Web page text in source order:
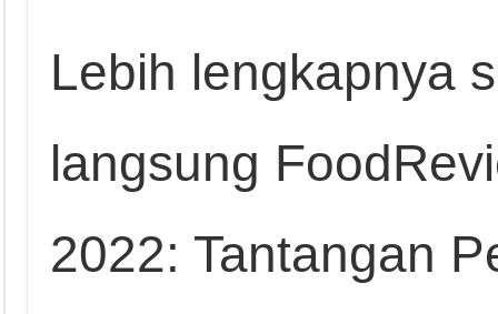
Lebih lengkapnya
langsung
2022: Tantangan